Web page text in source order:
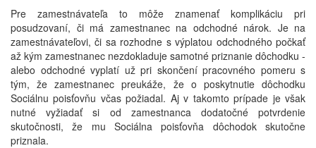
Pre zamestnávateľa to môže znamenať komplikáciu pri
posudzovaní, či má zamestnanec na odchodné nárok. Je na
zamestnávateľovi, či sa rozhodne s výplatou odchodného počkať
až kým zamestnanec nezdokladuje samotné priznanie dôchodku -
alebo odchodné vyplatí už pri skončení pracovného pomeru s
tým, že zamestnanec preukáže, že o poskytnutie dôchodku
Sociálnu poisťovňu včas požiadal. Aj v takomto prípade je však
nutné vyžiadať si od zamestnanca dodatočné potvrdenie
skutočnosti, že mu Sociálna poisťovňa dôchodok skutočne
priznala.